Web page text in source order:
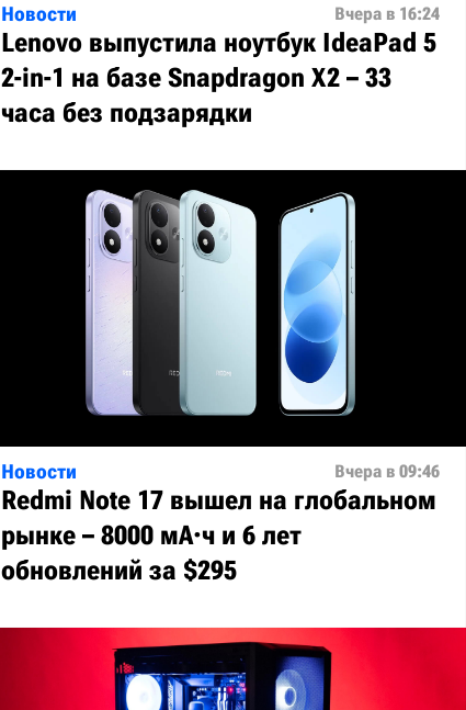
Новости Вчера в 16:24
Lenovo выпустила ноутбук IdeaPad 5
2-in-1 на базе Snapdragon X2 – 33
часа без подзарядки
Новости Вчера в 09:46
Redmi Note 17 вышел на глобальном
рынке – 8000 мА·ч и 6 лет
обновлений за $295